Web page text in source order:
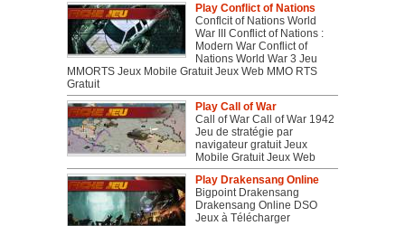
Play Conflict of Nations
Conflcit of Nations World
War III Conflict of Nations :
Modern War Conflict of
Nations World War 3 Jeu
MMORTS Jeux Mobile Gratuit Jeux Web MMO RTS
Gratuit
Play Call of War
Call of War Call of War 1942
Jeu de stratégie par
navigateur gratuit Jeux
Mobile Gratuit Jeux Web
Play Drakensang Online
Bigpoint Drakensang
Drakensang Online DSO
Jeux à Télécharger